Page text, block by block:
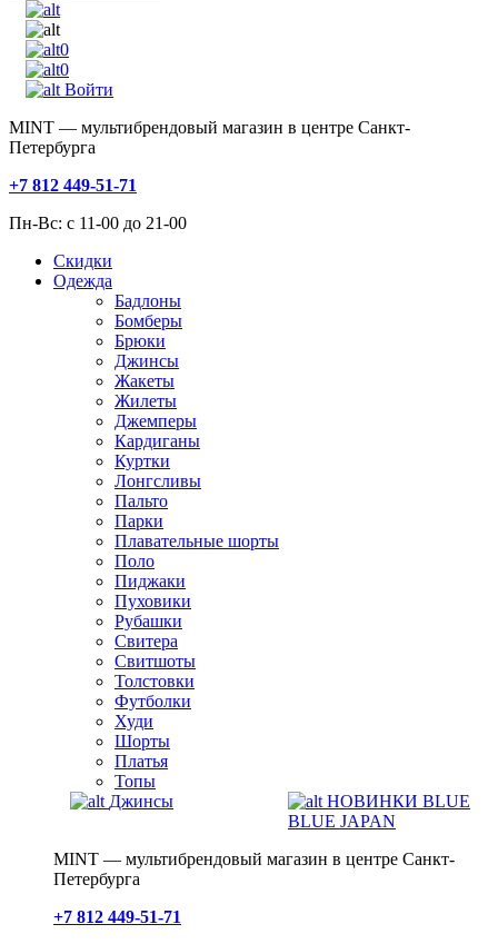
0
0
Войти
MINT — мультибрендовый магазин в центре Санкт-
Петербурга
+7 812 449-51-71
Пн-Вс: с 11-00 до 21-00
Скидки
Одежда
Бадлоны
Бомберы
Брюки
Джинсы
Жакеты
Жилеты
Джемперы
Кардиганы
Куртки
Лонгсливы
Пальто
Парки
Плавательные шорты
Поло
Пиджаки
Пуховики
Рубашки
Свитера
Свитшоты
Толстовки
Футболки
Худи
Шорты
Платья
Топы
Джинсы
НОВИНКИ BLUE
BLUE JAPAN
MINT — мультибрендовый магазин в центре Санкт-
Петербурга
+7 812 449-51-71